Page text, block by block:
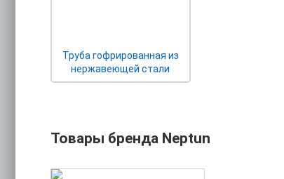
Труба гофрированная из
нержавеющей стали
Товары бренда Neptun